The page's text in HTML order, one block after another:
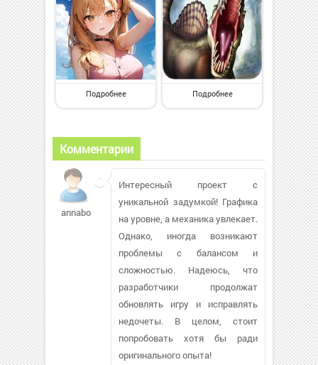
Подробнее Подробнее
Комментарии
annabos11740
Интересный проект с
уникальной задумкой! Графика
на уровне, а механика увлекает.
Однако, иногда возникают
проблемы с балансом и
сложностью. Надеюсь, что
разработчики продолжат
обновлять игру и исправлять
недочеты. В целом, стоит
попробовать хотя бы ради
оригинального опыта!